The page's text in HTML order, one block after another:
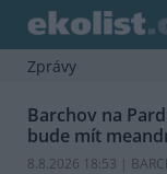
Zprávy
Barchov na
bude mít
8.8.2026 18:53 |